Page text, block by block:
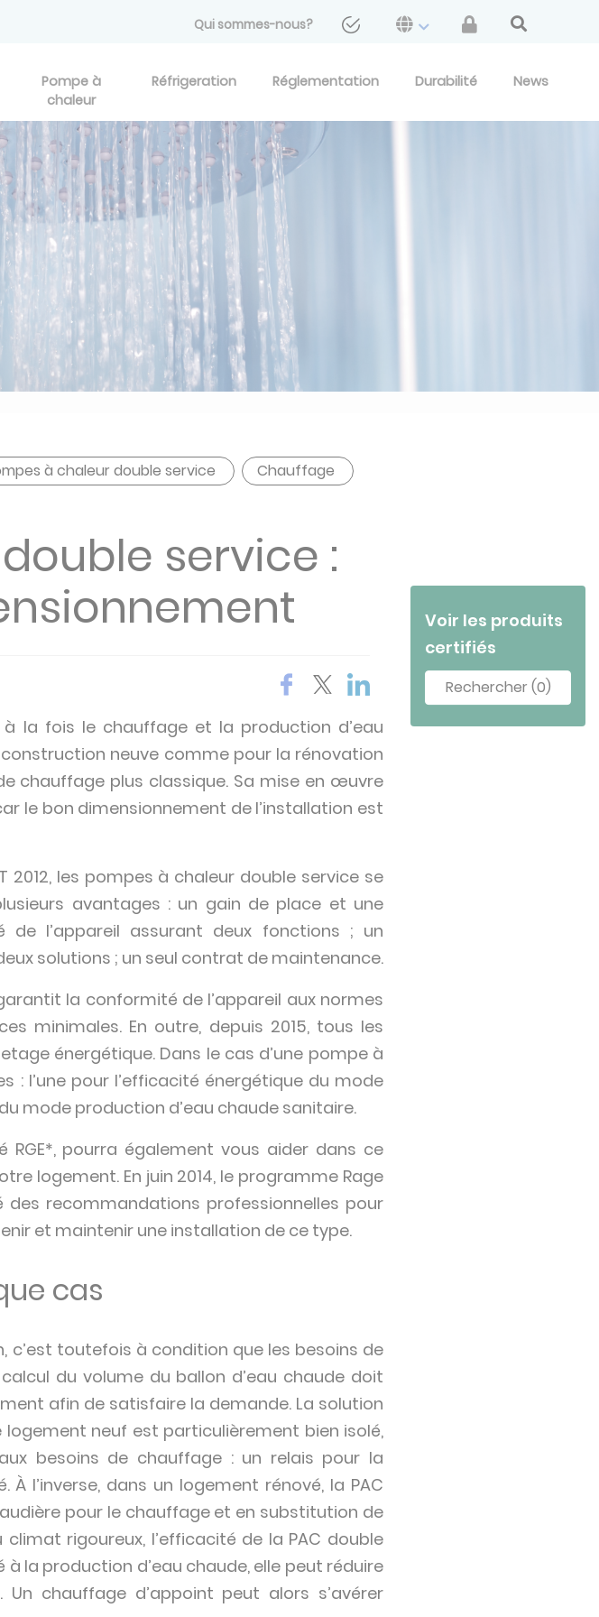
Qui sommes-nous?
Pompe à
chaleur
Réfrigeration Réglementation Durabilité News
à chaleur double service
Chauffage
service :
la fois le chauffage et la production d’eau
neuve comme pour la rénovation
chauffage plus classique. Sa mise en œuvre
le bon dimensionnement de l’installation est
2012, les pompes à chaleur double service se
avantages : un gain de place et une
l’appareil assurant deux fonctions ; un
solutions ; un seul contrat de maintenance.
la conformité de l’appareil aux normes
minimales. En outre, depuis 2015, tous les
énergétique. Dans le cas d’une pompe à
: l’une pour l’efficacité énergétique du mode
mode production d’eau chaude sanitaire.
RGE*, pourra également vous aider dans ce
logement. En juin 2014, le programme Rage
des recommandations professionnelles pour
et maintenir une installation de ce type.
cas
c’est toutefois à condition que les besoins de
du volume du ballon d’eau chaude doit
afin de satisfaire la demande. La solution
logement neuf est particulièrement bien isolé,
besoins de chauffage : un relais pour la
l’inverse, dans un logement rénové, la PAC
pour le chauffage et en substitution de
rigoureux, l’efficacité de la PAC double
la production d’eau chaude, elle peut réduire
chauffage d’appoint peut alors s’avérer
Voir les produits
certifiés
Rechercher (0)